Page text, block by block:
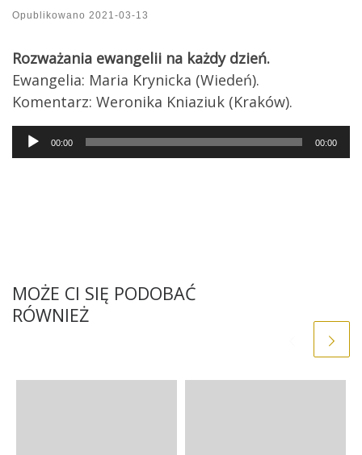
Opublikowano 2021-03-13
Rozważania ewangelii na każdy dzień.
Ewangelia: Maria Krynicka (Wiedeń).
Komentarz: Weronika Kniaziuk (Kraków).
Audio
Player
00:00 00:00
MOŻE CI SIĘ PODOBAĆ
RÓWNIEŻ